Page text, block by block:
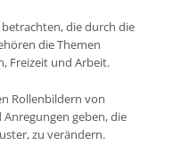
die durch die
die Themen
Freizeit und Arbeit.
Rollenbildern von
geben, die
zu verändern.